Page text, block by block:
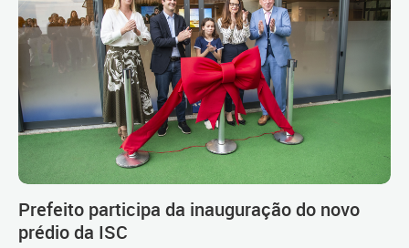
Prefeito participa da inauguração do novo
prédio da ISC